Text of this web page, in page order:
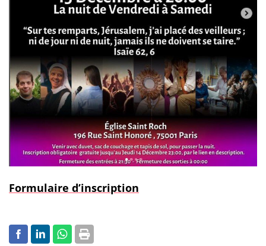
Formulaire d’inscription